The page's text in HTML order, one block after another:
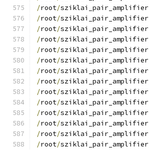
/root/sziklai_pair_amplifier
/root/sziklai_pair_amplifier
/root/sziklai_pair_amplifier
/root/sziklai_pair_amplifier
/root/sziklai_pair_amplifier
/root/sziklai_pair_amplifier
/root/sziklai_pair_amplifier
/root/sziklai_pair_amplifier
/root/sziklai_pair_amplifier
/root/sziklai_pair_amplifier
/root/sziklai_pair_amplifier
/root/sziklai_pair_amplifier
/root/sziklai_pair_amplifier
/root/sziklai_pair_amplifier